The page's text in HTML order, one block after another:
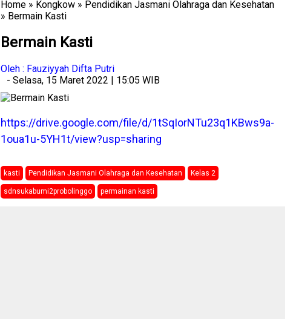
Home » Kongkow » Pendidikan Jasmani Olahraga dan Kesehatan
» Bermain Kasti
Bermain Kasti
Oleh : Fauziyyah Difta Putri
- Selasa, 15 Maret 2022 | 15:05 WIB
https://drive.google.com/file/d/1tSqIorNTu23q1KBws9a-
1oua1u-5YH1t/view?usp=sharing
kasti Pendidikan Jasmani Olahraga dan Kesehatan Kelas 2
sdnsukabumi2probolinggo permainan kasti